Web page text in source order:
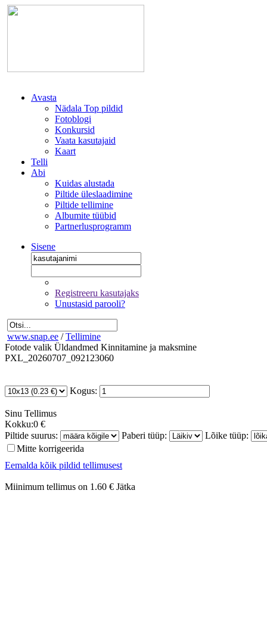
Avasta
Nädala Top pildid
Fotoblogi
Konkursid
Vaata kasutajaid
Kaart
Telli
Abi
Kuidas alustada
Piltide üleslaadimine
Piltide tellimine
Albumite tüübid
Partnerlusprogramm
Sisene
Registreeru kasutajaks
Unustasid parooli?
www.snap.ee / Tellimine
Fotode valik Üldandmed Kinnitamine ja maksmine
PXL_20260707_092123060
Kogus:
Sinu Tellimus
Kokku:0 €
Piltide suurus:
Paberi tüüp:
Lõike tüüp:
Mitte korrigeerida
Eemalda kõik pildid tellimusest
Miinimum tellimus on 1.60 € Jätka